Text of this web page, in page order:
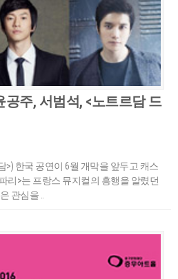
공주, 서범석, <노트르담 드
>) 한국 공연이 6월 개막을 앞두고 캐스
리>는 프랑스 뮤지컬의 흥행을 알렸던
관심을 ..